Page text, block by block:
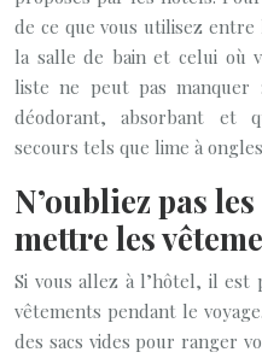
de ce que vous utilisez
la salle de bain et celui où
liste ne peut pas
déodorant, absorbant et
secours tels que lime à
N’oubliez pas
mettre les
Si vous allez à l’hôtel, il est
vêtements pendant le
des sacs vides pour ranger